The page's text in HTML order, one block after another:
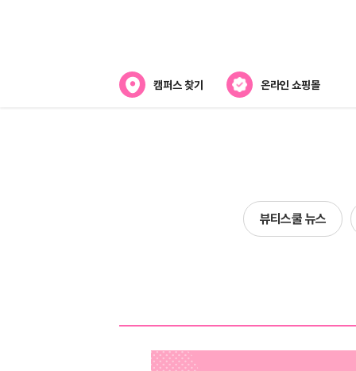
캠퍼스 찾기 온라인 쇼핑몰
전국캠퍼스 찾기
제휴협력사
뷰티스쿨 뉴스